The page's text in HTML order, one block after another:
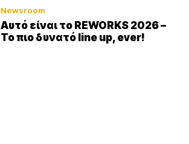
Newsroom
Αυτό είναι το REWORKS 2026 –
Το πιο δυνατό line up, ever!